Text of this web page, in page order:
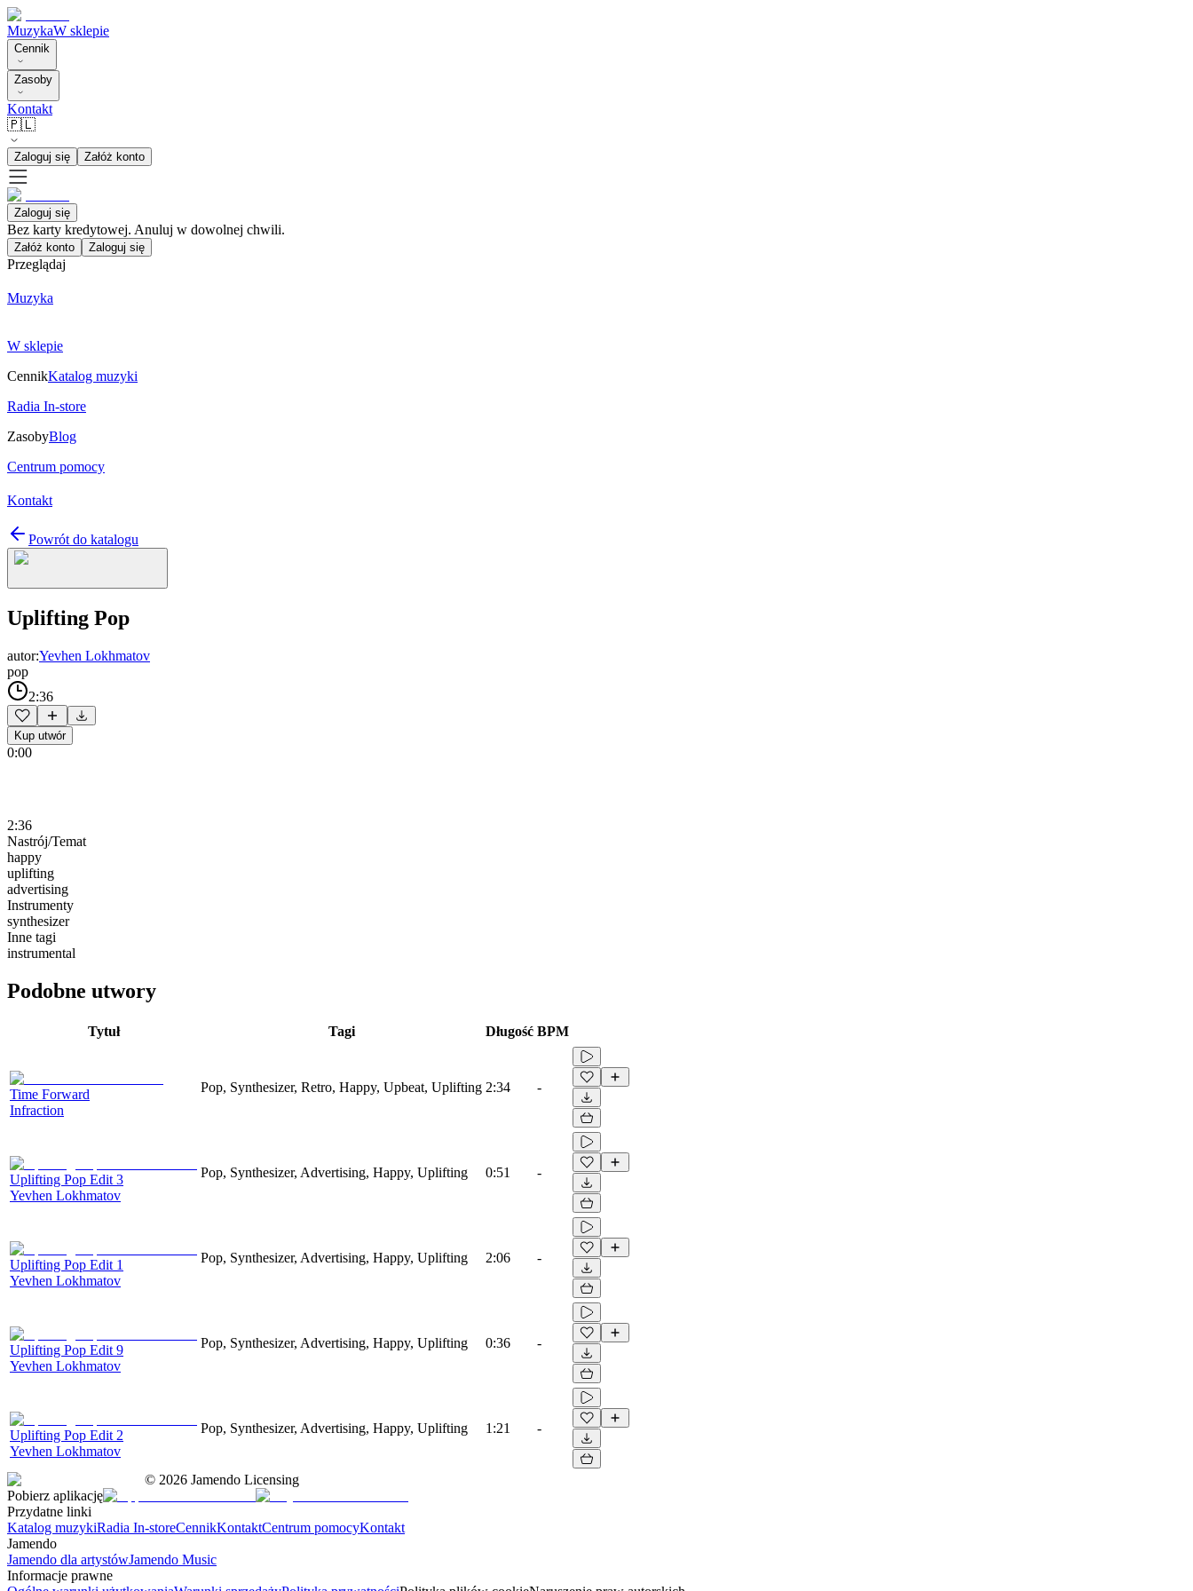
MuzykaW sklepie
Cennik
Zasoby
Kontakt
🇵🇱
Zaloguj się Załóż konto
Zaloguj się
Bez karty kredytowej. Anuluj w dowolnej chwili.
Załóż konto Zaloguj się
Przeglądaj
Muzyka
W sklepie
CennikKatalog muzyki
Radia In-store
ZasobyBlog
Centrum pomocy
Kontakt
Powrót do katalogu
Uplifting Pop
autor:Yevhen Lokhmatov
pop
2:36
Kup utwór
0:00
2:36
Nastrój/Temat
happy
uplifting
advertising
Instrumenty
synthesizer
Inne tagi
instrumental
Podobne utwory
Tytuł Tagi Długość BPM
Time Forward
Infraction
Pop, Synthesizer, Retro, Happy, Upbeat, Uplifting 2:34 -
Uplifting Pop Edit 3
Yevhen Lokhmatov
Pop, Synthesizer, Advertising, Happy, Uplifting 0:51 -
Uplifting Pop Edit 1
Yevhen Lokhmatov
Pop, Synthesizer, Advertising, Happy, Uplifting 2:06 -
Uplifting Pop Edit 9
Yevhen Lokhmatov
Pop, Synthesizer, Advertising, Happy, Uplifting 0:36 -
Uplifting Pop Edit 2
Yevhen Lokhmatov
Pop, Synthesizer, Advertising, Happy, Uplifting 1:21 -
© 2026 Jamendo Licensing
Pobierz aplikację
Przydatne linki
Katalog muzykiRadia In-storeCennikKontaktCentrum pomocyKontakt
Jamendo
Jamendo dla artystówJamendo Music
Informacje prawne